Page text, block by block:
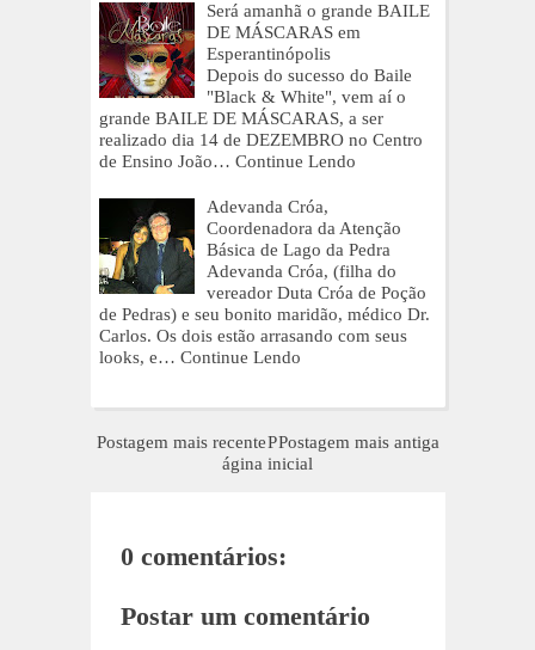
Será amanhã o grande BAILE
DE MÁSCARAS em
Esperantinópolis
Depois do sucesso do Baile
"Black & White", vem aí o
grande BAILE DE MÁSCARAS, a ser
realizado dia 14 de DEZEMBRO no Centro
de Ensino João… Continue Lendo
Adevanda Cróa,
Coordenadora da Atenção
Básica de Lago da Pedra
Adevanda Cróa, (filha do
vereador Duta Cróa de Poção
de Pedras) e seu bonito maridão, médico Dr.
Carlos. Os dois estão arrasando com seus
looks, e… Continue Lendo
Postagem mais recente Postagem mais antiga
P
ágina inicial
0 comentários:
Postar um comentário